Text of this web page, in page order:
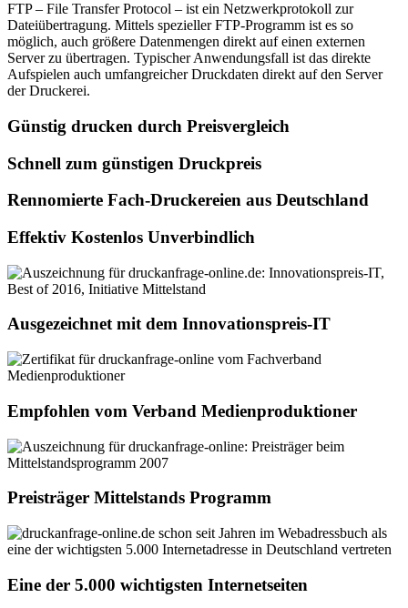
FTP – File Transfer Protocol – ist ein Netzwerkprotokoll zur
Dateiübertragung. Mittels spezieller FTP-Programm ist es so
möglich, auch größere Datenmengen direkt auf einen externen
Server zu übertragen. Typischer Anwendungsfall ist das direkte
Aufspielen auch umfangreicher Druckdaten direkt auf den Server
der Druckerei.
Günstig drucken durch Preisvergleich
Schnell zum günstigen Druckpreis
Rennomierte Fach-Druckereien aus Deutschland
Effektiv Kostenlos Unverbindlich
Ausgezeichnet mit dem Innovationspreis-IT
Empfohlen vom Verband Medienproduktioner
Preisträger Mittelstands Programm
Eine der 5.000 wichtigsten Internetseiten